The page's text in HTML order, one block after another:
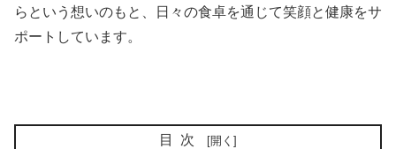
らという想いのもと、日々の食卓を通じて笑顔と健康をサ
ポートしています。
目次